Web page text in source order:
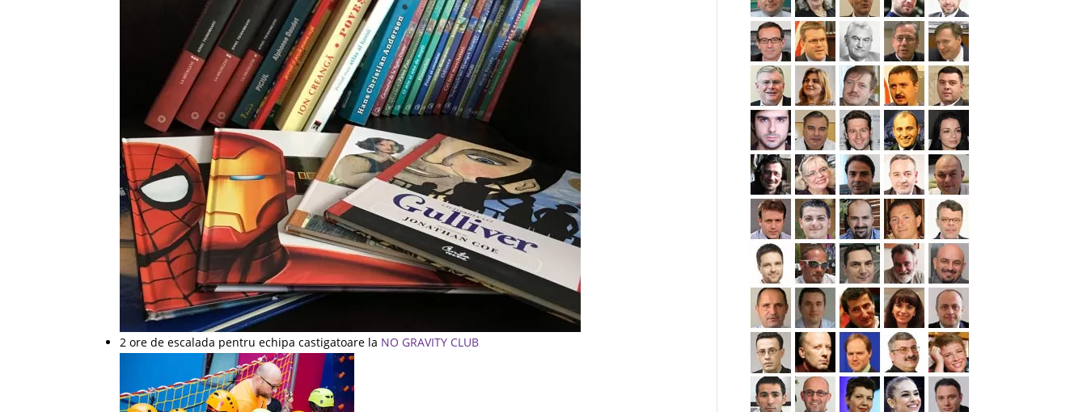
2 ore de escalada pentru echipa castigatoare la NO GRAVITY CLUB